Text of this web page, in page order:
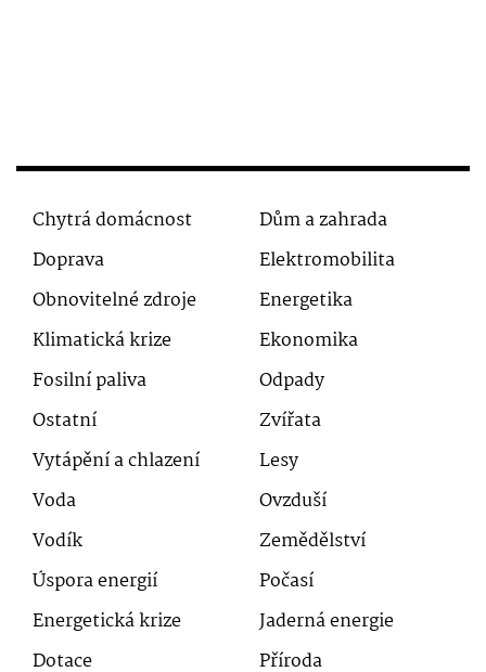
Chytrá domácnost
Dům a zahrada
Doprava
Elektromobilita
Obnovitelné zdroje
Energetika
Klimatická krize
Ekonomika
Fosilní paliva
Odpady
Ostatní
Zvířata
Vytápění a chlazení
Lesy
Voda
Ovzduší
Vodík
Zemědělství
Úspora energií
Počasí
Energetická krize
Jaderná energie
Dotace
Příroda